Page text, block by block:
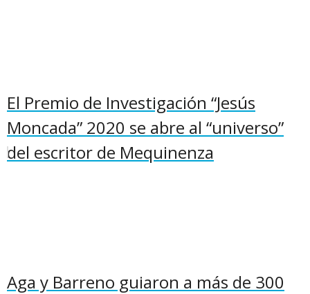
El Premio de Investigación “Jesús
Moncada” 2020 se abre al “universo”
del escritor de Mequinenza
Aga y Barreno guiaron a más de 300